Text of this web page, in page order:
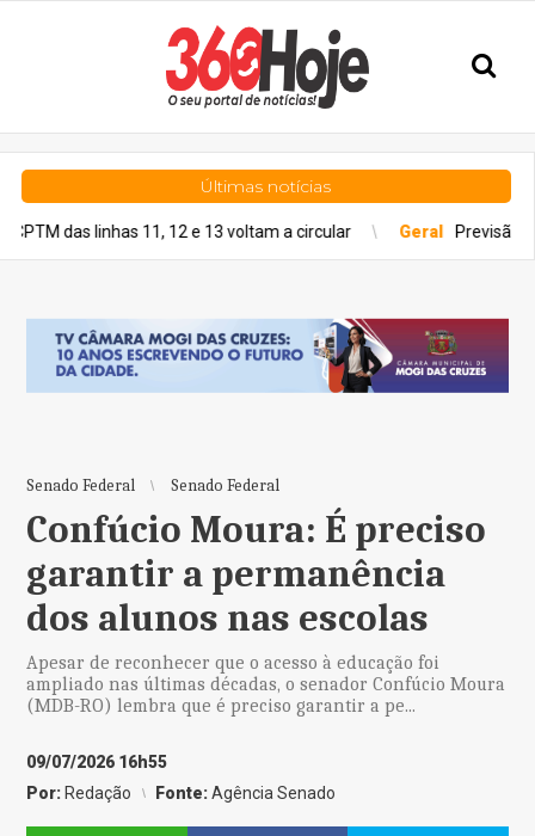
Últimas notícias
linhas 11, 12 e 13 voltam a circular Geral Previsão do
Senado Federal Senado Federal
Confúcio Moura: É preciso
garantir a permanência
dos alunos nas escolas
Apesar de reconhecer que o acesso à educação foi
ampliado nas últimas décadas, o senador Confúcio Moura
(MDB-RO) lembra que é preciso garantir a pe...
09/07/2026 16h55
Por: Redação Fonte:Agência Senado